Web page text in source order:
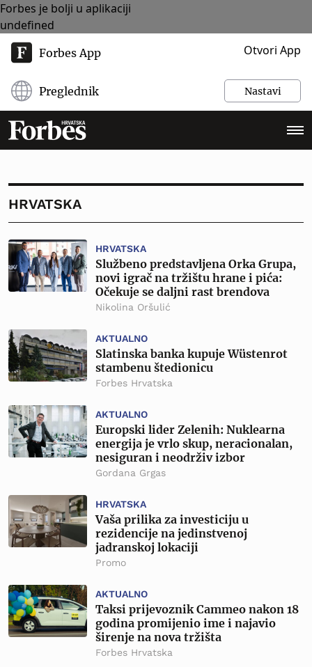
Forbes je bolji u aplikaciji
undefined
Forbes App Otvori App
Preglednik Nastavi
HRVATSKA
HRVATSKA
Službeno predstavljena Orka Grupa,
novi igrač na tržištu hrane i pića:
Očekuje se daljni rast brendova
Nikolina Oršulić
AKTUALNO
Slatinska banka kupuje Wüstenrot
stambenu štedionicu
Forbes Hrvatska
AKTUALNO
Europski lider Zelenih: Nuklearna
energija je vrlo skup, neracionalan,
nesiguran i neodrživ izbor
Gordana Grgas
HRVATSKA
Vaša prilika za investiciju u
rezidencije na jedinstvenoj
jadranskoj lokaciji
Promo
AKTUALNO
Taksi prijevoznik Cammeo nakon 18
godina promijenio ime i najavio
širenje na nova tržišta
Forbes Hrvatska